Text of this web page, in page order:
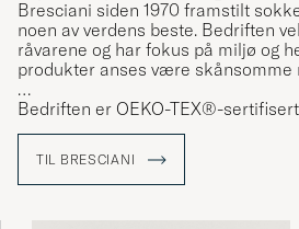
Bresciani siden 1970 framstilt
noen av verdens beste. Bedriften
råvarene og har fokus på miljø og
produkter anses være skånsomme
Bedriften er OEKO-TEX®-
egyptisk bomull, australsk
kashmir fra geiter i Himalaya.
TIL BRESCIANI